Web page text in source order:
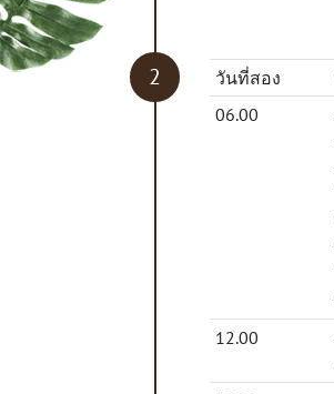
วันที่สอง
06.00
12.00